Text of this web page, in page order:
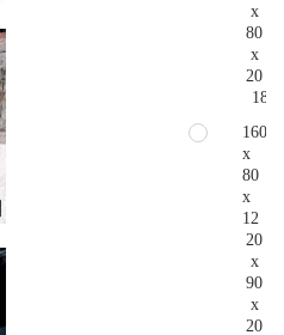
x
80
x
20
160
x
80
x
12
20
x
90
x
20